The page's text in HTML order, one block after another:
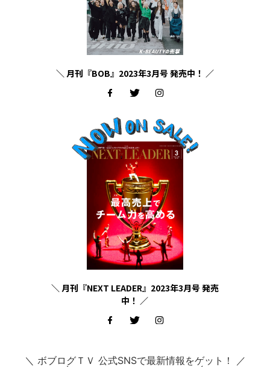
＼ 月刊『BOB』2023年3月号 発売中！ ／
＼ 月刊『NEXT LEADER』2023年3月号 発売
中！ ／
＼ ボブログＴＶ 公式SNSで最新情報をゲット！ ／